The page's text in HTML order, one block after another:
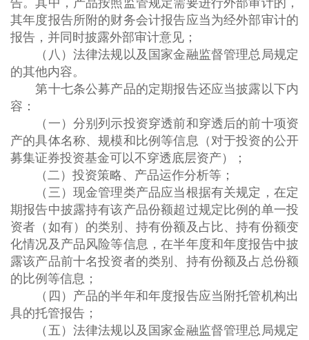
告。其中，产品按照监管规定需要进行外部审计的，
其年度报告所附的财务会计报告应当为经外部审计的
报告，并同时披露外部审计意见；
（八）法律法规以及国家金融监督管理总局规定
的其他内容。
第十七条公募产品的定期报告还应当披露以下内
容：
（一）分别列示投资穿透前和穿透后的前十项资
产的具体名称、规模和比例等信息（对于投资的公开
募集证券投资基金可以不穿透底层资产）；
（二）投资策略、产品运作分析等；
（三）现金管理类产品应当根据有关规定，在定
期报告中披露持有该产品份额超过规定比例的单一投
资者（如有）的类别、持有份额及占比、持有份额变
化情况及产品风险等信息，在半年度和年度报告中披
露该产品前十名投资者的类别、持有份额及占总份额
的比例等信息；
（四）产品的半年和年度报告应当附托管机构出
具的托管报告；
（五）法律法规以及国家金融监督管理总局规定